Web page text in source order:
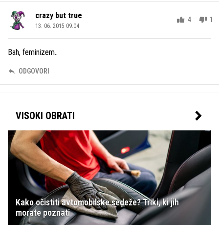
crazy but true
13. 06. 2015 09.04
4 1
Bah, feminizem..
ODGOVORI
VISOKI OBRATI
Kako očistiti avtomobilske sedeže? Triki, ki jih
morate poznati